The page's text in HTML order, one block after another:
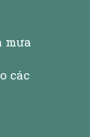
mưa
các